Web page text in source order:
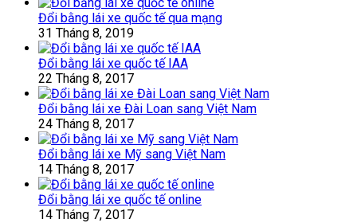
Đổi bằng lái xe quốc tế qua mạng
31 Tháng 8, 2019
Đổi bằng lái xe quốc tế IAA
22 Tháng 8, 2017
Đổi bằng lái xe Đài Loan sang Việt Nam
24 Tháng 8, 2017
Đổi bằng lái xe Mỹ sang Việt Nam
14 Tháng 8, 2017
Đổi bằng lái xe quốc tế online
14 Tháng 7, 2017